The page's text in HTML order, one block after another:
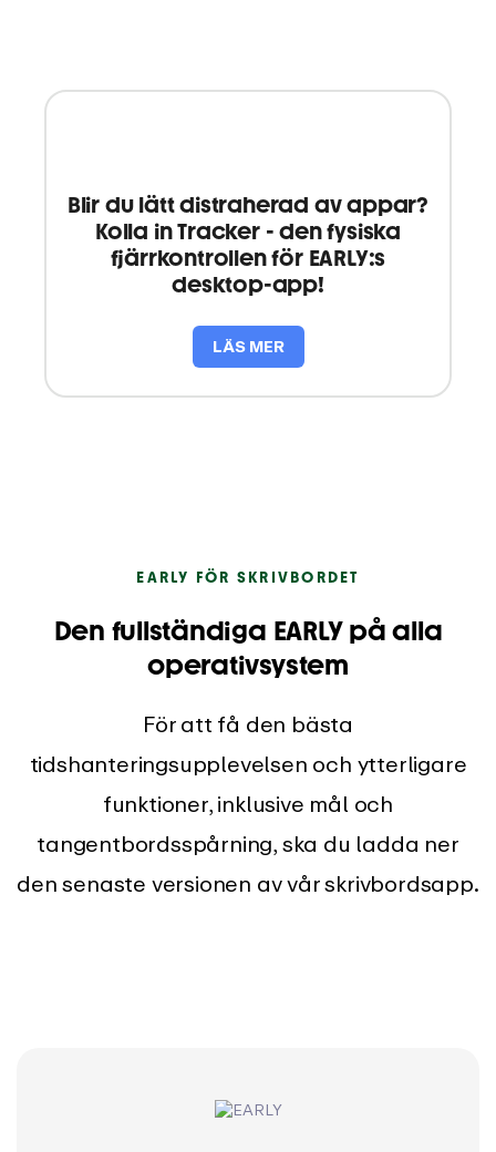
Blir du lätt distraherad av appar?
Kolla in Tracker - den fysiska
fjärrkontrollen för EARLY:s
desktop-app!
LÄS MER
EARLY FÖR SKRIVBORDET
Den fullständiga EARLY på alla
operativsystem
För att få den bästa
tidshanteringsupplevelsen och ytterligare
funktioner, inklusive mål och
tangentbordsspårning, ska du ladda ner
den senaste versionen av vår skrivbordsapp.